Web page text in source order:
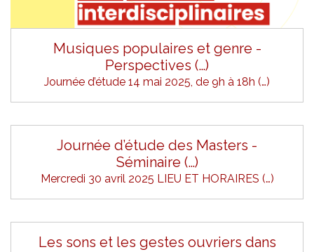
Musiques populaires et genre -
Perspectives (…)
Journée d’étude 14 mai 2025, de 9h à 18h (…)
Journée d’étude des Masters -
Séminaire (…)
Mercredi 30 avril 2025 LIEU ET HORAIRES (…)
Les sons et les gestes ouvriers dans